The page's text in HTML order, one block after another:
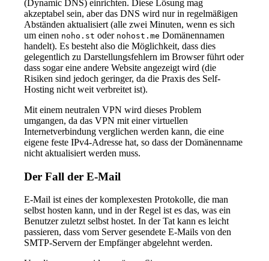
(Dynamic DNS) einrichten. Diese Lösung mag
akzeptabel sein, aber das DNS wird nur in regelmäßigen
Abständen aktualisiert (alle zwei Minuten, wenn es sich
um einen noho.st oder nohost.me Domänennamen
handelt). Es besteht also die Möglichkeit, dass dies
gelegentlich zu Darstellungsfehlern im Browser führt oder
dass sogar eine andere Website angezeigt wird (die
Risiken sind jedoch geringer, da die Praxis des Self-
Hosting nicht weit verbreitet ist).
Mit einem neutralen VPN wird dieses Problem
umgangen, da das VPN mit einer virtuellen
Internetverbindung verglichen werden kann, die eine
eigene feste IPv4-Adresse hat, so dass der Domänenname
nicht aktualisiert werden muss.
Der Fall der E-Mail
E-Mail ist eines der komplexesten Protokolle, die man
selbst hosten kann, und in der Regel ist es das, was ein
Benutzer zuletzt selbst hostet. In der Tat kann es leicht
passieren, dass vom Server gesendete E-Mails von den
SMTP-Servern der Empfänger abgelehnt werden.